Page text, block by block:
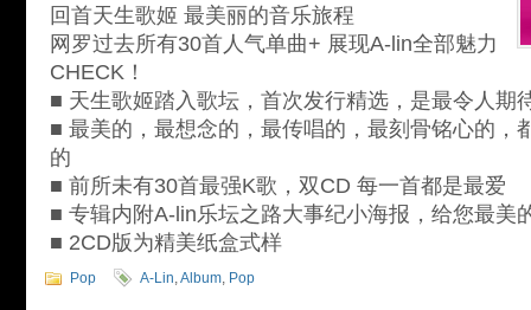
回首天生歌姬 最美丽的音乐旅程
网罗过去所有30首人气单曲+ 展现A-lin全部魅力
CHECK！
■ 天生歌姬踏入歌坛，首次发行精选，是最令人期
■ 最美的，最想念的，最传唱的，最刻骨铭心的，
的
■ 前所未有30首最强K歌，双CD 每一首都是最爱
■ 专辑内附A-lin乐坛之路大事纪小海报，给您最美
■ 2CD版为精美纸盒式样
Pop A-Lin,Album, Pop